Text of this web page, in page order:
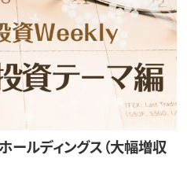
ールディングス（大幅増収